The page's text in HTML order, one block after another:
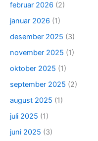
februar 2026 (2)
januar 2026 (1)
desember 2025 (3)
november 2025 (1)
oktober 2025 (1)
september 2025 (2)
august 2025 (1)
juli 2025 (1)
juni 2025 (3)